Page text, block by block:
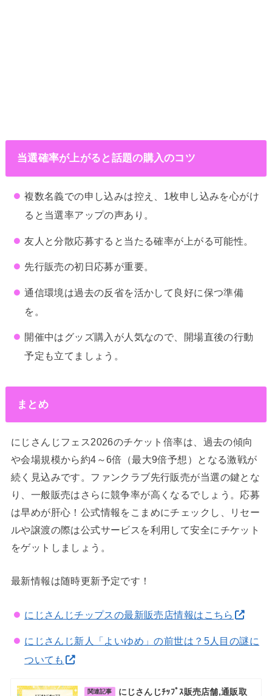
当選確率が上がると話題の購入のコツ
複数名義での申し込みは控え、1枚申し込みを心がけ
ると当選率アップの声あり。
友人と分散応募すると当たる確率が上がる可能性。
先行販売の初日応募が重要。
通信環境は過去の反省を活かして良好に保つ準備
を。
開催中はグッズ購入が人気なので、開場直後の行動
予定も立てましょう。
まとめ
にじさんじフェス2026のチケット倍率は、過去の傾向
や会場規模から約4～6倍（最大9倍予想）となる激戦が
続く見込みです。ファンクラブ先行販売が当選の鍵とな
り、一般販売はさらに競争率が高くなるでしょう。応募
は早めが肝心！公式情報をこまめにチェックし、リセー
ルや譲渡の際は公式サービスを利用して安全にチケット
をゲットしましょう。
最新情報は随時更新予定です！
にじさんじチップスの最新販売店情報はこちら
にじさんじ新人「よいゆめ」の前世は？5人目の謎に
ついても
関連記事 にじさんじﾁｯﾌﾟｽ販売店舗,通販取